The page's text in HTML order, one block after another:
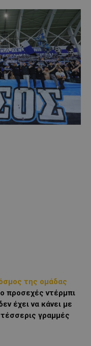
της ομάδας
προσεχές ντέρμπι
έχει να κάνει με
γραμμές